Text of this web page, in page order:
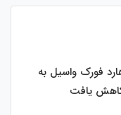
فورک واسیل به